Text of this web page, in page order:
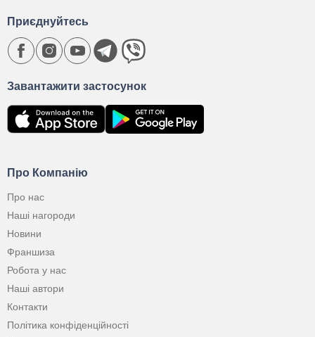
Про Компанію
Про нас
Наші нагороди
Новини
Франшиза
Робота у нас
Наші автори
Контакти
Політика конфіденційності
Завантажити застосунок
Приєднуйтесь